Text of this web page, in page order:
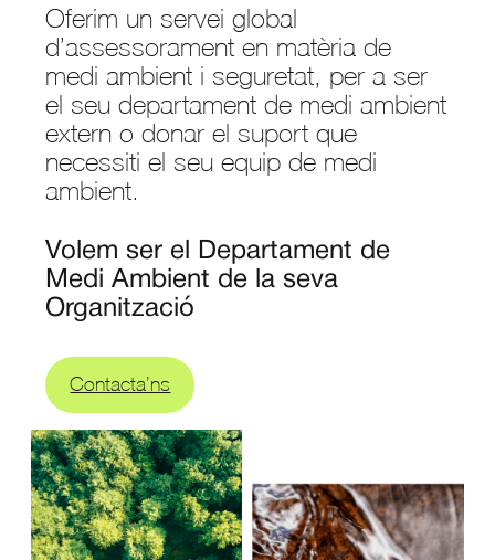
Oferim un servei global
d’assessorament en matèria de
medi ambient i seguretat, per a ser
el seu departament de medi ambient
extern o donar el suport que
necessiti el seu equip de medi
ambient.
Volem ser el Departament de
Medi Ambient de la seva
Organització
Contacta’ns